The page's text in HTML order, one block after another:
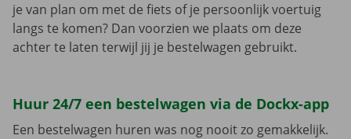
je van plan om met de fiets of je persoonlijk voertuig
langs te komen? Dan voorzien we plaats om deze
achter te laten terwijl jij je bestelwagen gebruikt.
Huur 24/7 een bestelwagen via de Dockx-app
Een bestelwagen huren was nog nooit zo gemakkelijk.